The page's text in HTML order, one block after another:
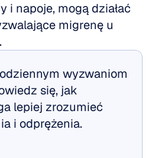
i napoje, mogą działać
migrenę u
wyzwaniom
się, jak
lepiej zrozumieć
i odprężenia.